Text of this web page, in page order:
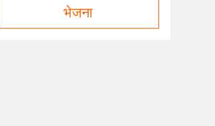
भेजना